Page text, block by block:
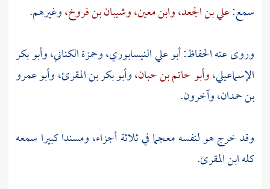
سمع:علي بن الجعد،وابن معين،وشيبان بن فروخ،وغيرهم.
وروى عنه الحفاظ:أبو علي النيسابوري،وحمزة الكناني،وأبو بكر
الإسماعيلي،وأبو حاتم بن حبان،وأبو بكر بن المقرئ،وأبو عمرو
بن حمدان،وآخرون.
وقد خرج هو لنفسه معجما في ثلاثة أجزاء، ومسندا كبيرا سمعه
كلهابن المقرئ.